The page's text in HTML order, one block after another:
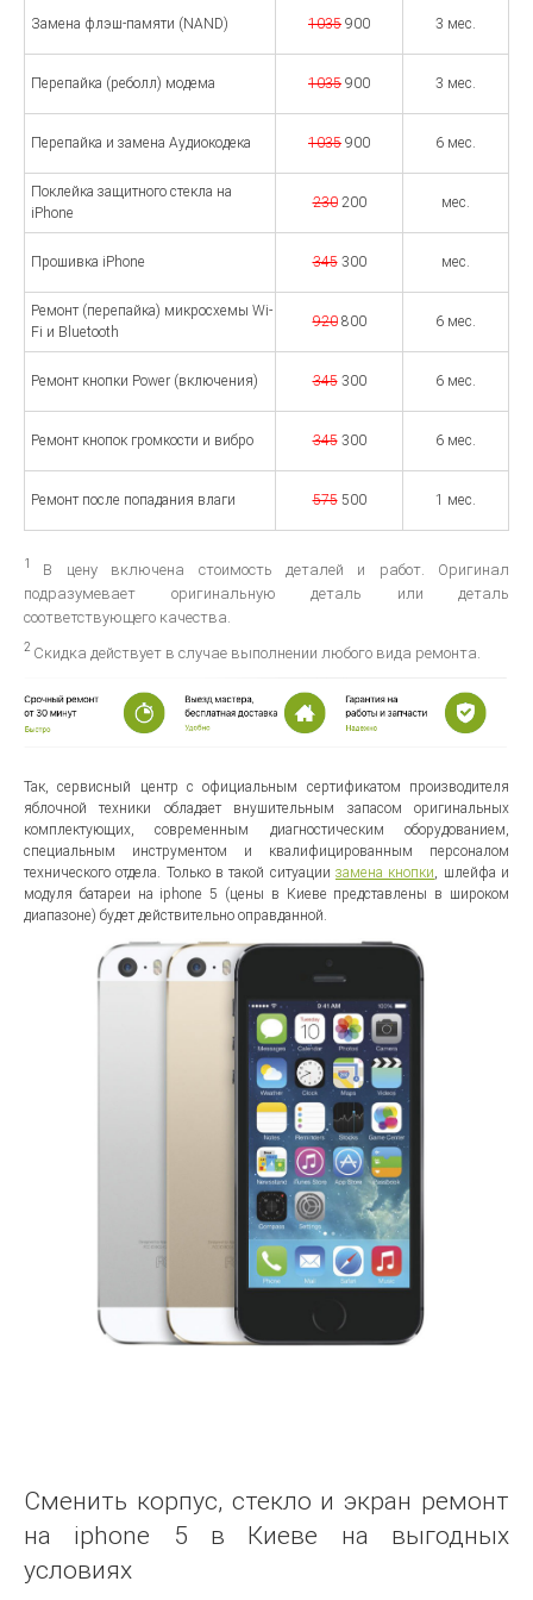
Замена флэш-памяти (NAND) 1035 900 3 мес.
Перепайка (реболл) модема 1035 900 3 мес.
Перепайка и замена Аудиокодека 1035 900 6 мес.
Поклейка защитного стекла на
iPhone
230200 мес.
Прошивка iPhone 345300 мес.
Ремонт (перепайка) микросхемы Wi-
Fi и Bluetooth
920800 6 мес.
Ремонт кнопки Power (включения) 345300 6 мес.
Ремонт кнопок громкости и вибро 345300 6 мес.
Ремонт после попадания влаги 575500 1 мес.
1 В цену включена стоимость деталей и работ. Оригинал
подразумевает оригинальную деталь или деталь
соответствующего качества.
2 Скидка действует в случае выполнении любого вида ремонта.
Так, сервисный центр с официальным сертификатом производителя
яблочной техники обладает внушительным запасом оригинальных
комплектующих, современным диагностическим оборудованием,
специальным инструментом и квалифицированным персоналом
технического отдела. Только в такой ситуации замена кнопки, шлейфа и
модуля батареи на iphone 5 (цены в Киеве представлены в широком
диапазоне) будет действительно оправданной.
Сменить корпус, стекло и экран ремонт
на iphone 5 в Киеве на выгодных
условиях